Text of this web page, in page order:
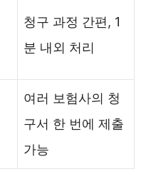
청구 과정 간편, 1
분 내외 처리
여러 보험사의 청
구서 한 번에 제출
가능